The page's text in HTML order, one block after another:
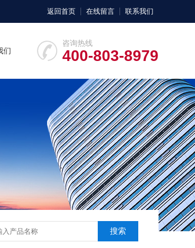
返回首页 在线留言 联系我们
咨询热线
400-803-8979
们